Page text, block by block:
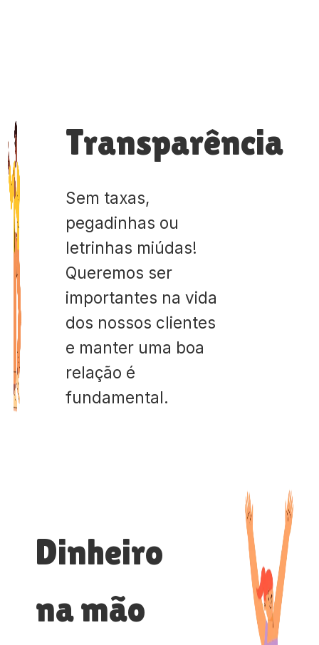
Transparência
Sem taxas,
pegadinhas ou
letrinhas miúdas!
Queremos ser
importantes na vida
dos nossos clientes
e manter uma boa
relação é
fundamental.
Dinheiro
na mão